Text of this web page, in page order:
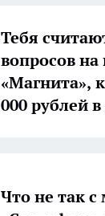
Тебя
вопросов на
«Магнита»,
000 рублей в
Что не так